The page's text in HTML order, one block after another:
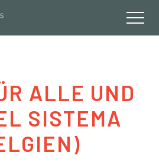
ALLE UND
SISTEMA